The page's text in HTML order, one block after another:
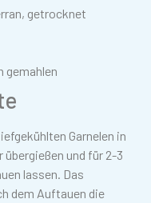
getrocknet
gemahlen
Garnelen in
und für 2-3
lassen. Das
dem Auftauen die